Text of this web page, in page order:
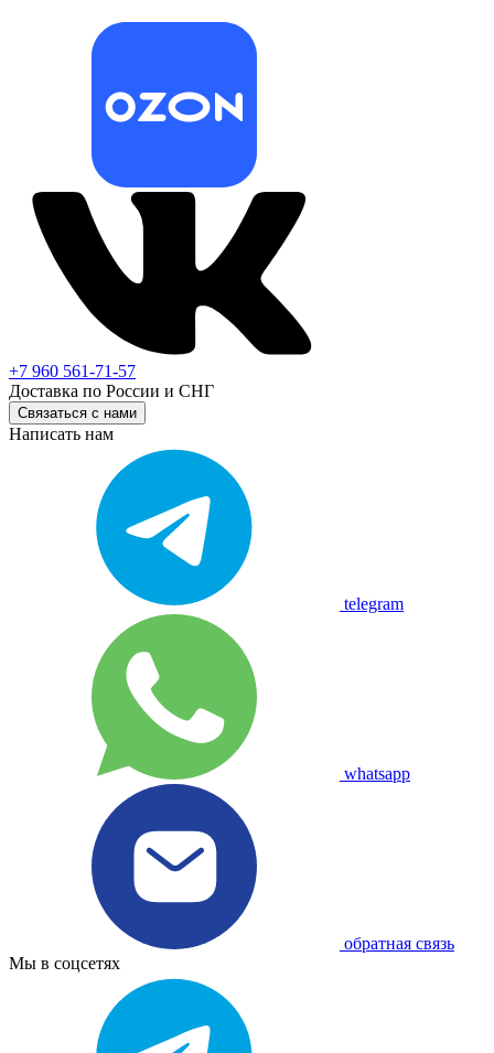
+7 960 561-71-57
Доставка по России и СНГ
Связаться с нами
Написать нам
telegram
whatsapp
обратная связь
Мы в соцсетях